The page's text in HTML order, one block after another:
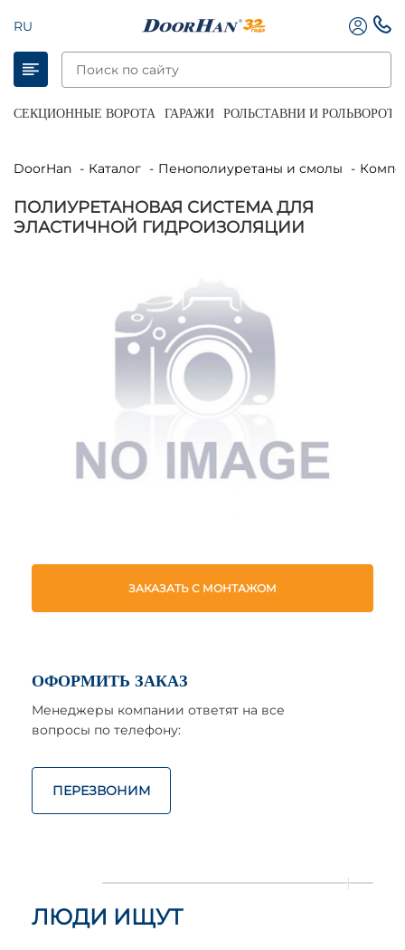
RU
СЕКЦИОННЫЕ ВОРОТА ГАРАЖИ РОЛЬСТАВНИ И РОЛЬВОРОТА
DoorHan Каталог Пенополиуретаны и смолы
ПОЛИУРЕТАНОВАЯ СИСТЕМА ДЛЯ
ЭЛАСТИЧНОЙ ГИДРОИЗОЛЯЦИИ
ЗАКАЗАТЬ С МОНТАЖОМ
ОФОРМИТЬ ЗАКАЗ
Менеджеры компании ответят на все
вопросы по телефону:
ПЕРЕЗВОНИМ
ЛЮДИ ИЩУТ